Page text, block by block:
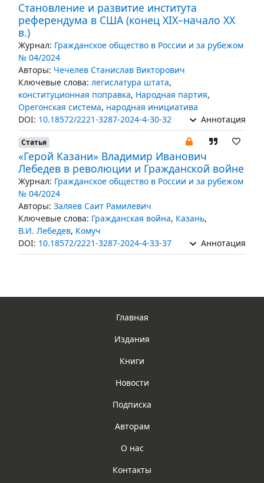
Становление и развитие института
референдума в США (конец XIX–начало ХХ
в.)
Журнал: Гражданское общество в России и за рубежом
№ 04/2024
Авторы: Чечелев Станислав Викторович
Ключевые слова: легислатура штата,
конституционная поправка, Народная партия,
Орегонская система, народная инициатива
DOI: 10.18572/2221-3287-2024-4-30-32 Аннотация
Статья
«Герой Казани» Владимир Иванович
Лебедев в революции и Гражданской войне
Журнал: Гражданское общество в России и за рубежом
№ 04/2024
Авторы: Заляев Саит Рамилевич
Ключевые слова: Гражданская война, Казань,
В.И. Лебедев, Комуч
DOI: 10.18572/2221-3287-2024-4-33-37 Аннотация
Главная
Издания
Книги
Новости
Подписка
Авторам
О нас
Контакты